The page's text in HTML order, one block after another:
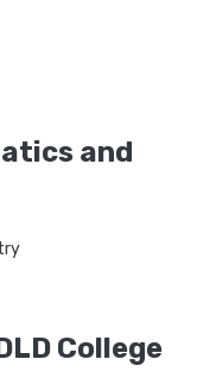
and
College